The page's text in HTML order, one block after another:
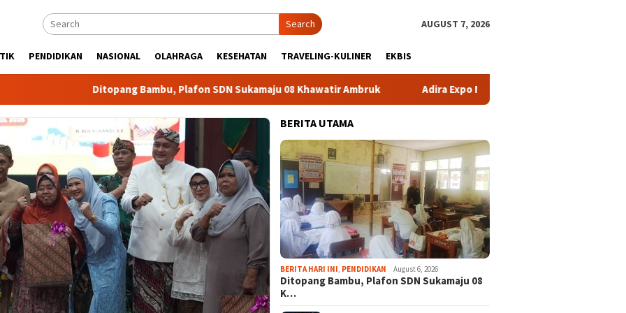
Search AUGUST 7, 2026
PENDIDIKAN NASIONAL OLAHRAGA KESEHATAN TRAVELING-KULINER EKBIS
Ditopang Bambu, Plafon SDN Sukamaju 08 Khawatir Ambruk Adira Expo Merdeka Tawarkan Bunga 1,76 Persen
BERITA UTAMA
BERITA HARI INI PENDIDIKAN August 6, 2026
Ditopang Bambu, Plafon SDN Sukamaju 08
K…